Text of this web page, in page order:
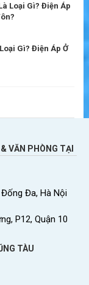
Loại Gì? Điện Áp
Gì? Điện Áp Ở
VĂN PHÒNG TẠI
Đa, Hà Nội
P12, Quận 10
TÀU